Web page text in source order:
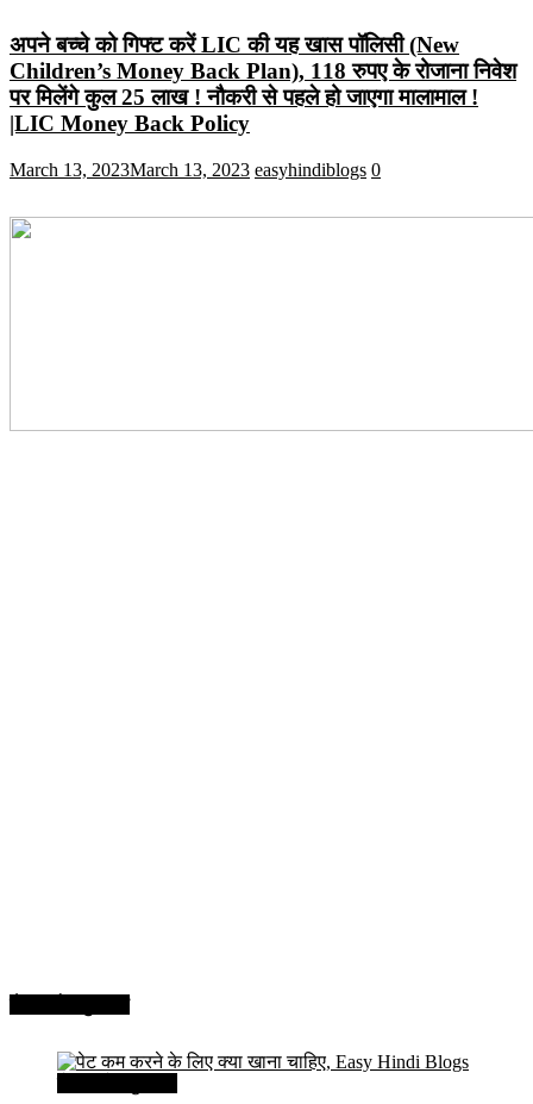
अपने बच्चे को गिफ्ट करें LIC की यह खास पॉलिसी (New
Children’s Money Back Plan), 118 रुपए के रोजाना निवेश
पर मिलेंगे कुल 25 लाख ! नौकरी से पहले हो जाएगा मालामाल !
|LIC Money Back Policy
March 13, 2023March 13, 2023 easyhindiblogs 0